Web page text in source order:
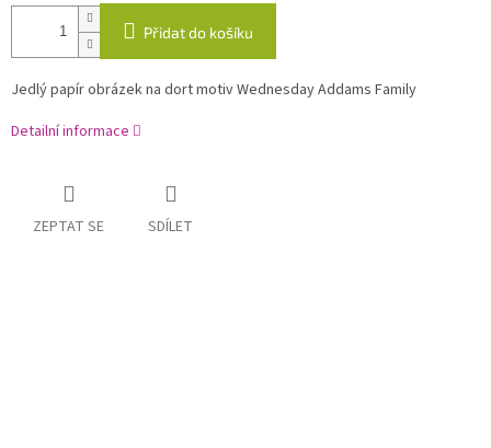
Přidat do košíku
Jedlý papír obrázek na dort motiv Wednesday Addams Family
Detailní informace
ZEPTAT SE SDÍLET